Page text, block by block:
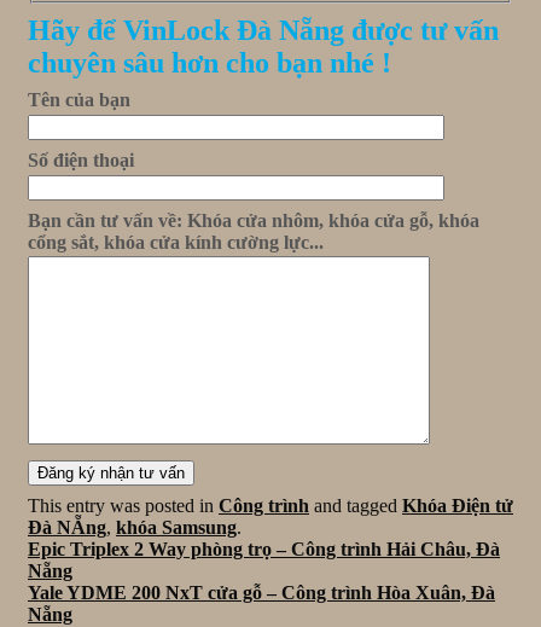
Hãy để VinLock Đà Nẵng được tư vấn
chuyên sâu hơn cho bạn nhé !
Tên của bạn
Số điện thoại
Bạn cần tư vấn về: Khóa cửa nhôm, khóa cửa gỗ, khóa
cổng sắt, khóa cửa kính cường lực...
This entry was posted in Công trình and tagged Khóa Điện tử
Đà NẴng, khóa Samsung.
Epic Triplex 2 Way phòng trọ – Công trình Hải Châu, Đà
Nẵng
Yale YDME 200 NxT cửa gỗ – Công trình Hòa Xuân, Đà
Nẵng